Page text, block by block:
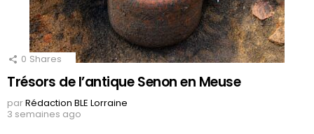
0 Shares
Trésors de l’antique Senon en Meuse
parRédaction BLE Lorraine
3 semaines ago